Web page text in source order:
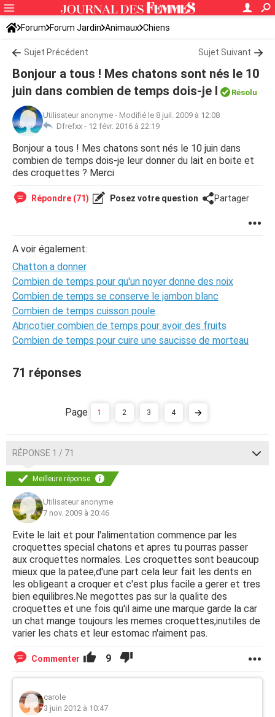
Forum Forum Jardin Animaux Chiens
Sujet Précédent Sujet Suivant
Bonjour a tous ! Mes chatons sont nés le 10
juin dans combien de temps dois-je l
Résolu
Utilisateur anonyme - Modifié le 8 juil. 2009 à 12:08
Dfrefxx - 12 févr. 2016 à 22:19
Bonjour a tous ! Mes chatons sont nés le 10 juin dans
combien de temps dois-je leur donner du lait en boite et
des croquettes ? Merci
Répondre (71) Posez votre question Partager
A voir également:
Chatton a donner
Combien de temps pour qu'un noyer donne des noix
Combien de temps se conserve le jambon blanc
Combien de temps cuisson poule
Abricotier combien de temps pour avoir des fruits
Combien de temps pour cuire une saucisse de morteau
71 réponses
1 2 3 4
RÉPONSE 1 / 71
Meilleure réponse
Utilisateur anonyme
7 nov. 2009 à 20:46
Evite le lait et pour l'alimentation commence par les
croquettes special chatons et apres tu pourras passer
aux croquettes normales. Les croquettes sont beaucoup
mieux que la patee,d'une part cela leur fait les dents en
les obligeant a croquer et c'est plus facile a gerer et tres
bien equilibres.Ne megottes pas sur la qualite des
croquettes et une fois qu'il aime une marque garde la car
un chat mange toujours les memes croquettes,inutiles de
varier les chats et leur estomac n'aiment pas.
Commenter 9
carole
3 juin 2012 à 10:47